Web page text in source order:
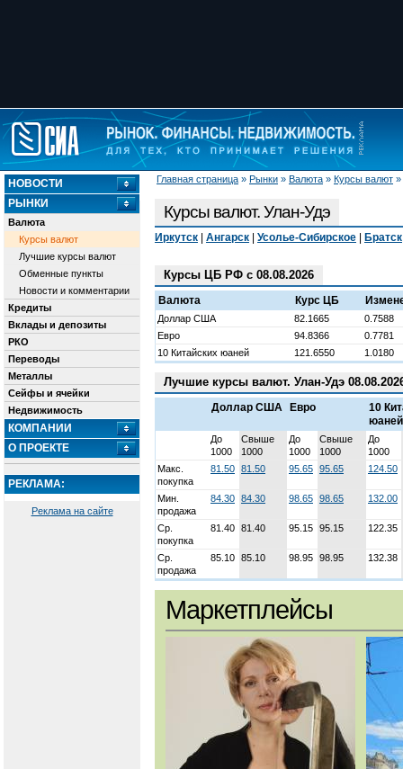
Главная страница » Рынки » Валюта » Курсы валют »
НОВОСТИ
РЫНКИ
Валюта
Курсы валют
Лучшие курсы валют
Обменные пункты
Новости и комментарии
Кредиты
Вклады и депозиты
РКО
Переводы
Металлы
Сейфы и ячейки
Недвижимость
КОМПАНИИ
О ПРОЕКТЕ
РЕКЛАМА:
Реклама на сайте
Курсы валют. Улан-Удэ
Иркутск Ангарск Усолье-Сибирское Братск
Курсы ЦБ РФ с 08.08.2026
Валюта Курс ЦБ
Доллар США 82.1665
0.7588
Евро
94.8366
0.7781
10 Китайских юаней
121.6550 1.0180
Лучшие курсы валют. Улан-Удэ
Доллар США Евро
10
юаней
До
1000
Свыше
1000
До
1000
Свыше
1000
До
1000
Макс.
покупка
81.50 81.50 95.65 95.65 124.50
Мин.
продажа
84.30 84.30 98.65 98.65 132.00
Ср.
покупка
81.40 81.40 95.15 95.15 122.35
Ср.
продажа
85.10 85.10 98.95 98.95 132.38
Маркетплейсы